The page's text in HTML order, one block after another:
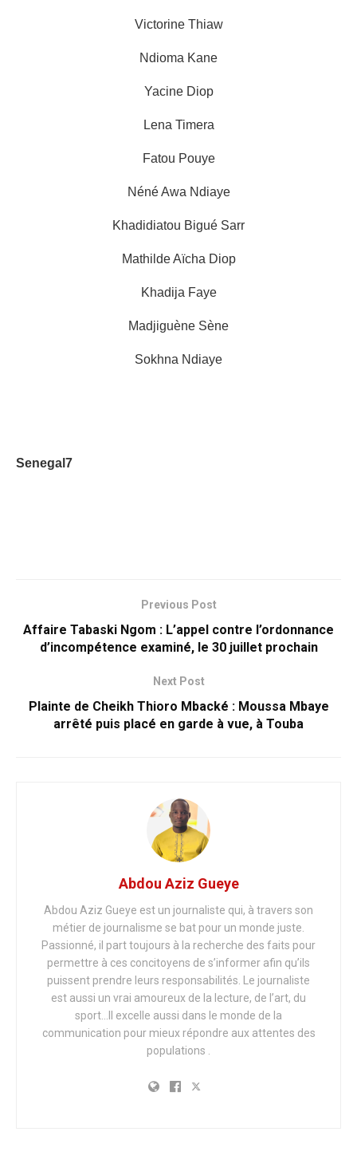
Victorine Thiaw
Ndioma Kane
Yacine Diop
Lena Timera
Fatou Pouye
Néné Awa Ndiaye
Khadidiatou Bigué Sarr
Mathilde Aïcha Diop
Khadija Faye
Madjiguène Sène
Sokhna Ndiaye
Senegal7
Previous Post
Affaire Tabaski Ngom : L’appel contre l’ordonnance
d’incompétence examiné, le 30 juillet prochain
Next Post
Plainte de Cheikh Thioro Mbacké : Moussa Mbaye
arrêté puis placé en garde à vue, à Touba
Abdou Aziz Gueye
Abdou Aziz Gueye est un journaliste qui, à travers son
métier de journalisme se bat pour un monde juste.
Passionné, il part toujours à la recherche des faits pour
permettre à ces concitoyens de s’informer afin qu’ils
puissent prendre leurs responsabilités. Le journaliste
est aussi un vrai amoureux de la lecture, de l’art, du
sport…Il excelle aussi dans le monde de la
communication pour mieux répondre aux attentes des
populations .